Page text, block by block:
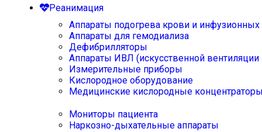
Реанимация
Аппараты подогрева крови и инфузионных
Аппараты для гемодиализа
Дефибрилляторы
Аппараты ИВЛ (искусственной вентиляции
Измерительные приборы
Кислородное оборудование
Медицинские кислородные
Мониторы пациента
Наркозно-дыхательные аппараты